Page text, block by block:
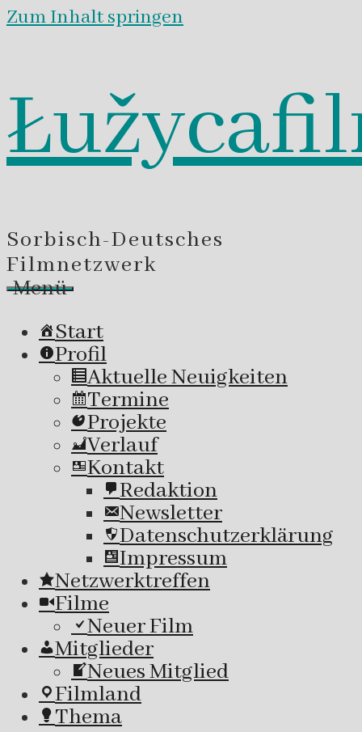
Zum Inhalt springen
Sorbisch-Deutsches
Filmnetzwerk
Menü
Start
Profil
Aktuelle Neuigkeiten
Termine
Projekte
Verlauf
Kontakt
Redaktion
Newsletter
Datenschutzerklärung
Impressum
Netzwerktreffen
Filme
Neuer Film
Mitglieder
Neues Mitglied
Filmland
Thema